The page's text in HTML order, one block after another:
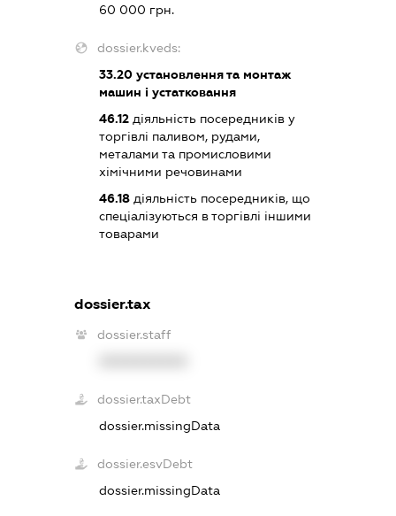
60 000 грн.
dossier.kveds:
33.20 установлення та монтаж
машин і устатковання
46.12 діяльність посередників у
торгівлі паливом, рудами,
металами та промисловими
хімічними речовинами
46.18 діяльність посередників, що
спеціалізуються в торгівлі іншими
товарами
dossier.tax
dossier.staff
dossier.taxDebt
dossier.missingData
dossier.esvDebt
dossier.missingData